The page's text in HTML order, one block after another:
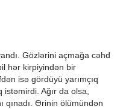
Gözlərini açmağa cəhd
hər kirpiyindən bir
isə gördüyü yarımçıq
Ağır da olsa,
qınadı. Ərinin ölümündən